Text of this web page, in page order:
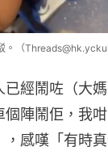
。（
經鬧咗（大
個陣鬧佢，我
感嘆「有時